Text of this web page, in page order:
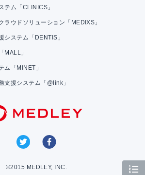
テム「CLINICS」
ラウドソリューション「MEDIXS」
システム「DENTIS」
MALL」
ム「MINET」
支援システム「@link」
©2015 MEDLEY, INC.